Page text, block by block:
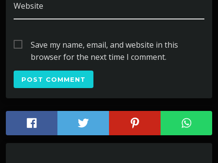
Website
Save my name, email, and website in this
browser for the next time I comment.